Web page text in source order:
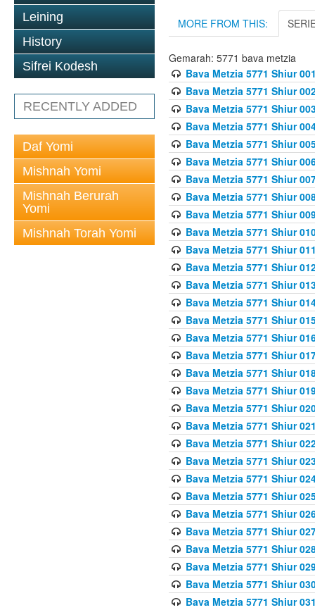
Leining
History
Sifrei Kodesh
RECENTLY ADDED
Daf Yomi
Mishnah Yomi
Mishnah Berurah
Yomi
Mishnah Torah Yomi
MORE FROM THIS:
Gemarah: 5771 bava metzia
Bava Metzia 5771 Shiur
Bava Metzia 5771 Shiur
Bava Metzia 5771 Shiur
Bava Metzia 5771 Shiur
Bava Metzia 5771 Shiur
Bava Metzia 5771 Shiur
Bava Metzia 5771 Shiur
Bava Metzia 5771 Shiur
Bava Metzia 5771 Shiur
Bava Metzia 5771 Shiur
Bava Metzia 5771 Shiur
Bava Metzia 5771 Shiur
Bava Metzia 5771 Shiur
Bava Metzia 5771 Shiur
Bava Metzia 5771 Shiur
Bava Metzia 5771 Shiur
Bava Metzia 5771 Shiur
Bava Metzia 5771 Shiur
Bava Metzia 5771 Shiur
Bava Metzia 5771 Shiur
Bava Metzia 5771 Shiur
Bava Metzia 5771 Shiur
Bava Metzia 5771 Shiur
Bava Metzia 5771 Shiur
Bava Metzia 5771 Shiur
Bava Metzia 5771 Shiur
Bava Metzia 5771 Shiur
Bava Metzia 5771 Shiur
Bava Metzia 5771 Shiur
Bava Metzia 5771 Shiur
Bava Metzia 5771 Shiur